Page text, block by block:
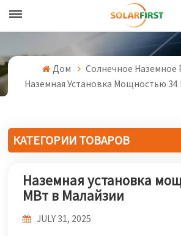
English
中文
Русский
Дом
Солнечное Наземное
Наземная Установка Мощностью
КАТЕГОРИИ ТОВАРОВ
Наземная установка
МВт в Малайзии
JULY 31, 2025